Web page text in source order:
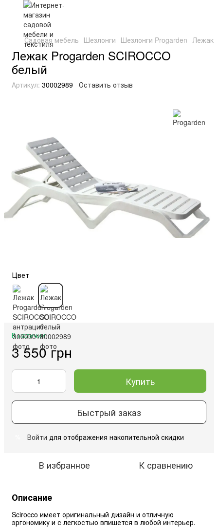
Садовая мебель Шезлонги Шезлонги Progarden Лежак
Лежак Progarden SCIROCCO
белый
Артикул: 30002989 Оставить отзыв
Цвет
В наличии
3 550 грн
Купить
Быстрый заказ
Войти для отображения накопительной скидки
В избранное К сравнению
Описание
Scirocco имеет оригинальный дизайн и отличную
эргономику и с легкостью впишется в любой интерьер.